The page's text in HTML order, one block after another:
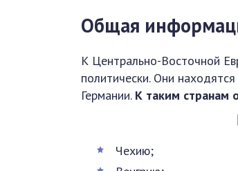
Общая
К Центрально-Восточной
политически. Они
Германии. К таким странам
Чехию;